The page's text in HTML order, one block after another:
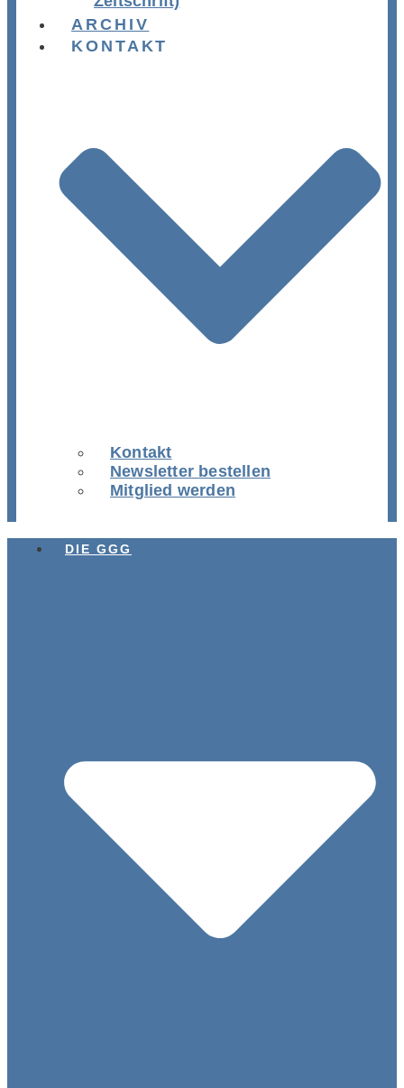
ARCHIV
KONTAKT
Kontakt
Newsletter bestellen
Mitglied werden
DIE GGG